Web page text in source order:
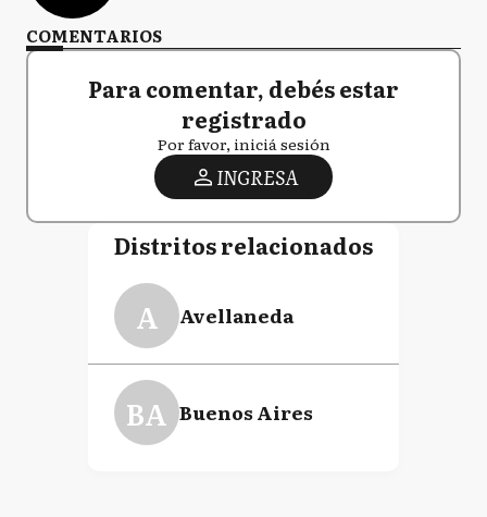
COMENTARIOS
Para comentar, debés estar
registrado
Por favor, iniciá sesión
INGRESA
Distritos relacionados
A Avellaneda
BA Buenos Aires